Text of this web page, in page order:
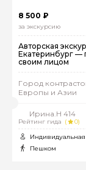
8 500 ₽
за экскурсию
Авторская
Екатеринбург —
своим лицом
Город
Европы и Азии
Ирина.Н 414
Рейтинг гида (
0)
Индивидуальная
Пешком
Ваша
Ваш номер
Вопросы и
Если у вас есть
задать